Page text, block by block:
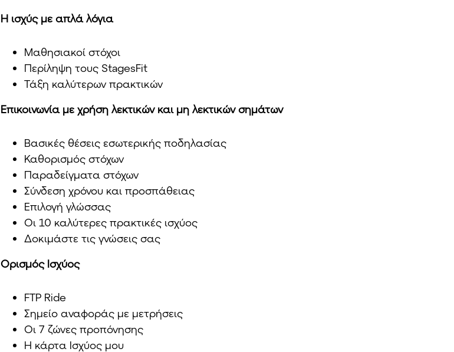
Η ισχύς με απλά λόγια
Μαθησιακοί στόχοι
Περίληψη τους StagesFit
Τάξη καλύτερων πρακτικών
Επικοινωνία με χρήση λεκτικών και μη λεκτικών σημάτων
Βασικές θέσεις εσωτερικής ποδηλασίας
Καθορισμός στόχων
Παραδείγματα στόχων
Σύνδεση χρόνου και προσπάθειας
Επιλογή γλώσσας
Οι 10 καλύτερες πρακτικές ισχύος
Δοκιμάστε τις γνώσεις σας
Ορισμός Ισχύος
FTP Ride
Σημείο αναφοράς με μετρήσεις
Οι 7 ζώνες προπόνησης
Η κάρτα Ισχύος μου